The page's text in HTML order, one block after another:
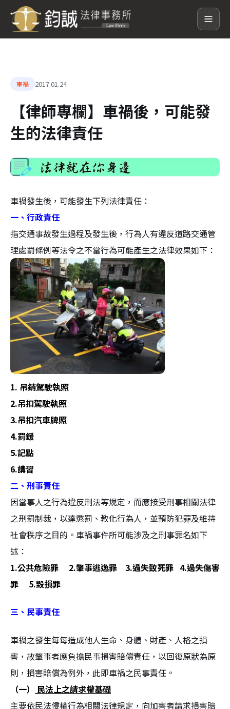
車禍 2017.01.24
【律師專欄】車禍後，可能發
生的法律責任
車禍發生後，可能發生下列法律責任：
一、行政責任
指交通事故發生過程及發生後，行為人有違反道路交通管
理處罰條例等法令之不當行為可能產生之法律效果如下：
1. 吊銷駕駛執照
2.吊扣駕駛執照
3.吊扣汽車牌照
4.罰鍰
5.記點
6.講習
二、刑事責任
因當事人之行為違反刑法等規定，而應接受刑事相關法律
之刑罰制裁，以達懲罰、教化行為人，並預防犯罪及維持
社會秩序之目的。車禍事件所可能涉及之刑事罪名如下
述：
1.公共危險罪 2.肇事逃逸罪 3.過失致死罪 4.過失傷害
罪 5.毀損罪
三、民事責任
車禍之發生每每造成他人生命、身體、財產、人格之損
害，故肇事者應負擔民事損害賠償責任，以回復原狀為原
則，損害賠償為例外，此即車禍之民事責任。
（一）
民法上之請求權基礎
主要依民法侵權行為相關法律規定，向加害者請求損害賠